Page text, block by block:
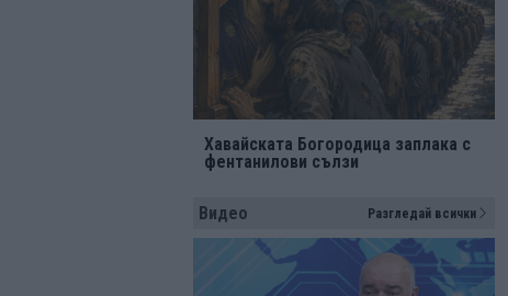
Хавайската Богородица заплака с
фентанилови сълзи
Видео Разгледай всички